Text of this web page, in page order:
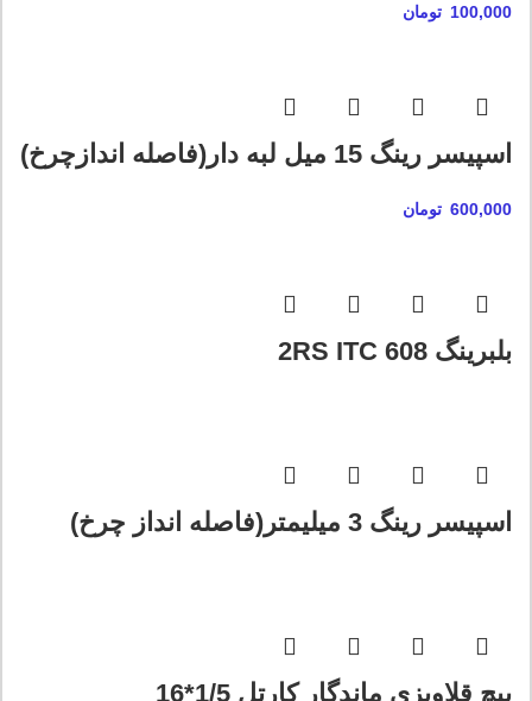
100,000 تومان
اسپیسر رینگ 15 میل لبه دار(فاصله اندازچرخ)
600,000 تومان
بلبرینگ 608 2RS ITC
اسپیسر رینگ 3 میلیمتر(فاصله انداز چرخ)
پیچ قلاویزی ماندگار کارتل 1/5*16